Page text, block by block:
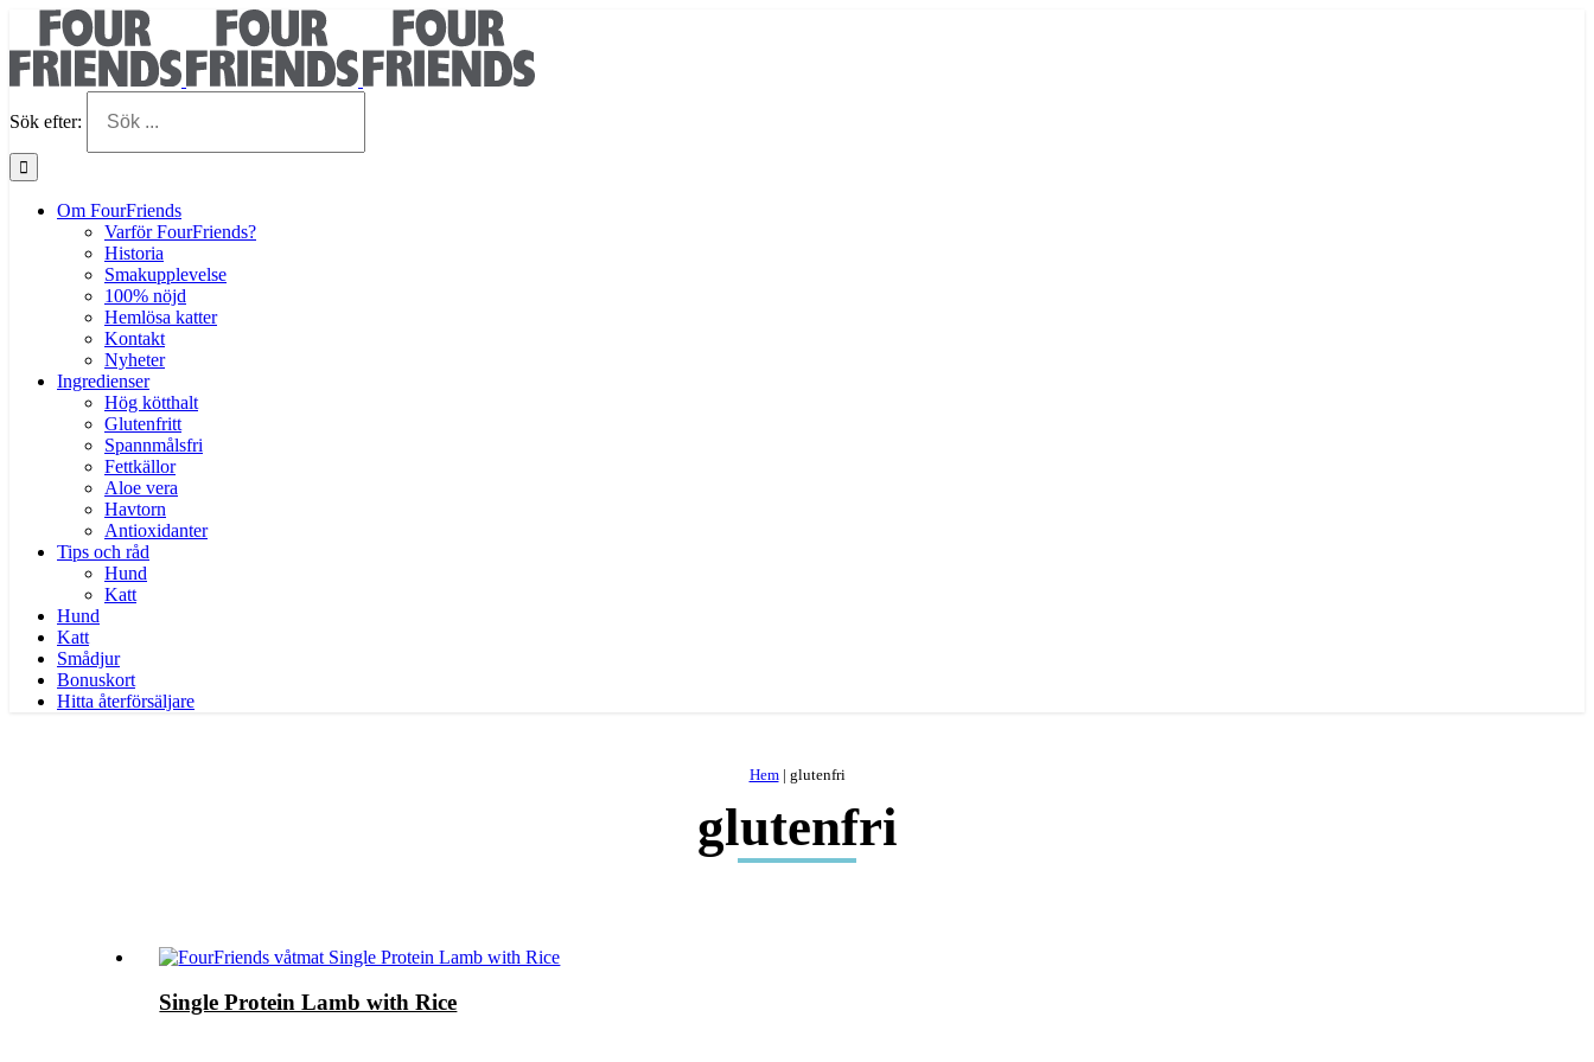
Sök efter:
Om FourFriends
Varför FourFriends?
Historia
Smakupplevelse
100% nöjd
Hemlösa katter
Kontakt
Nyheter
Ingredienser
Hög kötthalt
Glutenfritt
Spannmålsfri
Fettkällor
Aloe vera
Havtorn
Antioxidanter
Tips och råd
Hund
Katt
Hund
Katt
Smådjur
Bonuskort
Hitta återförsäljare
Hem| glutenfri
glutenfri
Single Protein Lamb with Rice